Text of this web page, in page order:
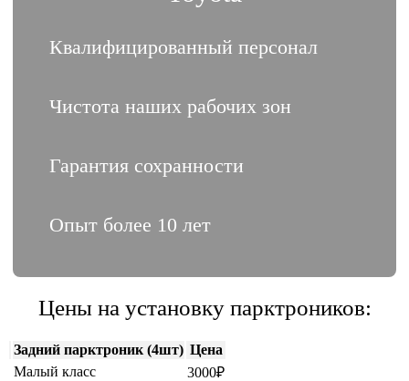
Квалифицированный персонал
Чистота наших рабочих зон
Гарантия сохранности
Опыт более 10 лет
Цены на установку парктроников:
Задний парктроник (4шт) Цена
Малый класс
3000₽